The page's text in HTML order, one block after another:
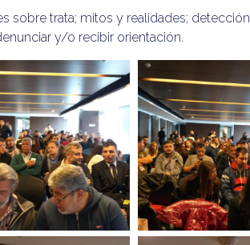
sobre trata; mitos y realidades; detección
y/o recibir orientación.